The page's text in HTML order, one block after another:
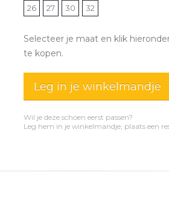
26 27 30 32
Selecteer je maat en klik
te kopen.
Leg in je winkelmandje
Wil je deze schoen eerst passen?
Leg hem in je winkelmandje, plaats een